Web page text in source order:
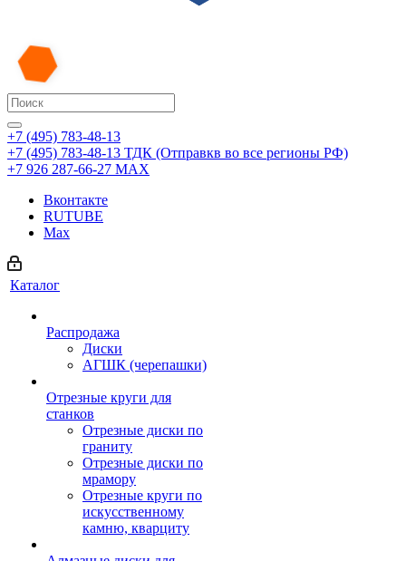
+7 (495) 783-48-13
+7 (495) 783-48-13 ТДК (Отправкв во все регионы РФ)
+7 926 287-66-27 МАХ
Вконтакте
RUTUBE
Max
Каталог
Распродажа
Диски
АГШК (черепашки)
Отрезные круги для
станков
Отрезные диски по
граниту
Отрезные диски по
мрамору
Отрезные круги по
искусственному
камню, кварциту